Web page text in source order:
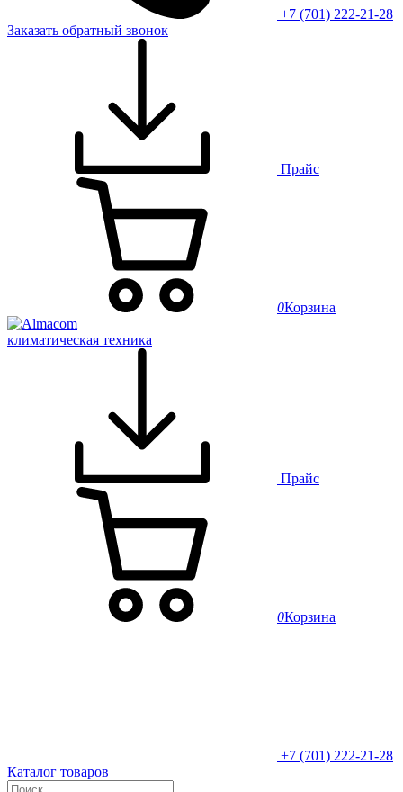
+7 (701) 222-21-28
Заказать обратный звонок
Прайс
0Корзина
климатическая техника
Прайс
0Корзина
+7 (701) 222-21-28
Каталог товаров